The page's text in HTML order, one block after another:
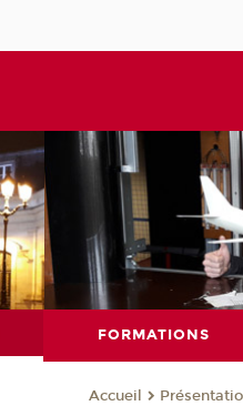
FORMATIONS
Accueil